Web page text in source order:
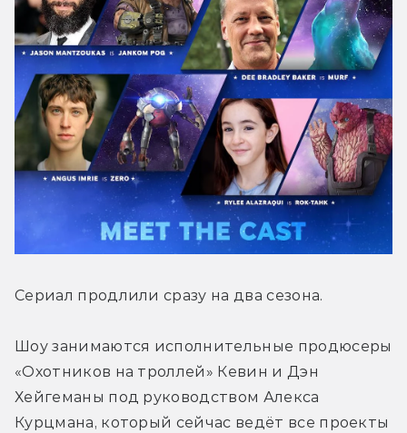
Сериал продлили сразу на два сезона.
Шоу занимаются исполнительные продюсеры
«Охотников на троллей» Кевин и Дэн
Хейгеманы под руководством Алекса
Курцмана, который сейчас ведёт все проекты